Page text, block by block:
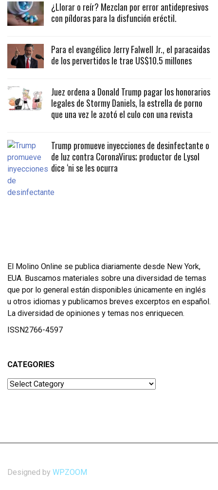
¿Llorar o reír? Mezclan por error antidepresivos
con píldoras para la disfunción eréctil.
Para el evangélico Jerry Falwell Jr., el paracaidas
de los pervertidos le trae US$10.5 millones
Juez ordena a Donald Trump pagar los honorarios
legales de Stormy Daniels, la estrella de porno
que una vez le azotó el culo con una revista
Trump promueve inyecciones de desinfectante o
de luz contra CoronaVirus; productor de Lysol
dice ‘ni se les ocurra
El Molino Online se publica diariamente desde New York,
EUA. Buscamos materiales sobre una diversidad de temas
que por lo general están disponibles únicamente en inglés
u otros idiomas y publicamos breves excerptos en español.
La diversidad de opiniones y temas nos enriquecen.
ISSN2766-4597
CATEGORIES
Categories
Designed by WPZOOM